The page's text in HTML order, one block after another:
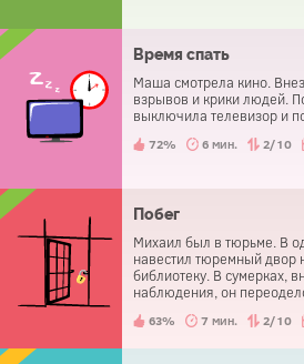
Время спать
Маша смотрела кино.
взрывов и крики людей.
выключила телевизор и
72% 6 мин. 2/10
Побег
Михаил был в тюрьме. В
навестил тюремный двор
библиотеку. В сумерках,
наблюдения, он
получилось?
63% 7 мин. 2/10